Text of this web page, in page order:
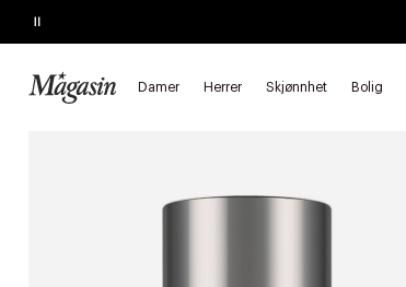
Pause
Damer Herrer Skjønnhet Bolig
SLUTTER SNART
Forside Skjønnhet Herre Parfymer & dufter